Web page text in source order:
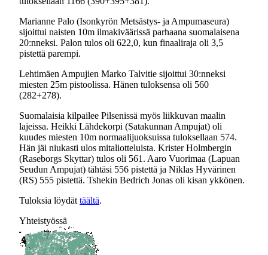
Marianne Palo (Isonkyrön Metsästys- ja Ampumaseura)
sijoittui naisten 10m ilmakiväärissä parhaana suomalaisena
20:nneksi. Palon tulos oli 622,0, kun finaaliraja oli 3,5
pistettä parempi.
Lehtimäen Ampujien Marko Talvitie sijoittui 30:nneksi
miesten 25m pistoolissa. Hänen tuloksensa oli 560
(282+278).
Suomalaisia kilpailee Pilsenissä myös liikkuvan maalin
lajeissa. Heikki Lähdekorpi (Satakunnan Ampujat) oli
kuudes miesten 10m normaalijuoksuissa tuloksellaan 574.
Hän jäi niukasti ulos mitaliotteluista. Krister Holmbergin
(Raseborgs Skyttar) tulos oli 561. Aaro Vuorimaa (Lapuan
Seudun Ampujat) tähtäsi 556 pistettä ja Niklas Hyvärinen
(RS) 555 pistettä. Tshekin Bedrich Jonas oli kisan ykkönen.
Tuloksia löydät täältä.
Yhteistyössä